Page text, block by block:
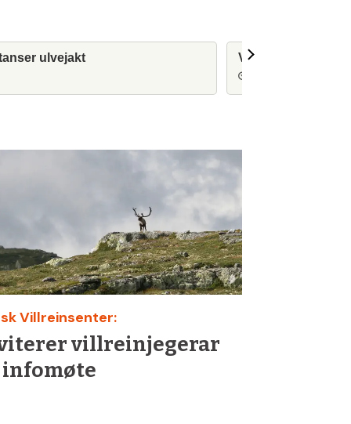
ulvejakt Vil gjøre det
Villreinsenter:
villreinjegerar